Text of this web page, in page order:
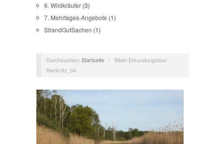
6. Wildkräuter (3)
7. Mehrtages-Angebote (1)
StrandGutSachen (1)
Durchsuchen: Startseite /
Biber-Erkundungstour-
Recknitz_04